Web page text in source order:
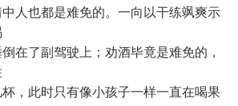
人也都是难免的。一向以干练飒爽示
在了副驾驶上；劝酒毕竟是难免的，
，此时只有像小孩子一样一直在喝果